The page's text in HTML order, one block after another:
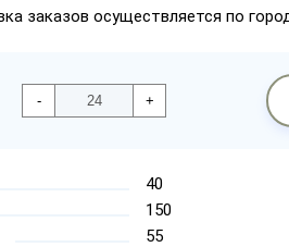
заказов осуществляется по
- +
40
150
55